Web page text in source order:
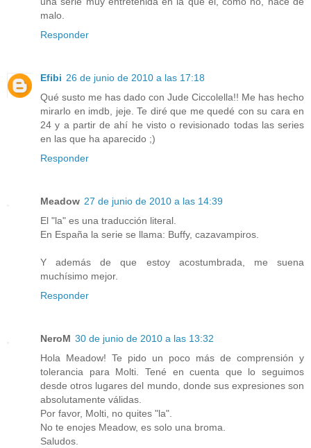
malo.
Responder
Efibi 26 de junio de 2010 a las 17:18
Qué susto me has dado con Jude Ciccolella!! Me has hecho
mirarlo en imdb, jeje. Te diré que me quedé con su cara en
24 y a partir de ahí he visto o revisionado todas las series
en las que ha aparecido ;)
Responder
Meadow 27 de junio de 2010 a las 14:39
El "la" es una traducción literal.
En España la serie se llama: Buffy, cazavampiros.
Y además de que estoy acostumbrada, me suena
muchísimo mejor.
Responder
NeroM 30 de junio de 2010 a las 13:32
Hola Meadow! Te pido un poco más de comprensión y
tolerancia para Molti. Tené en cuenta que lo seguimos
desde otros lugares del mundo, donde sus expresiones son
absolutamente válidas.
Por favor, Molti, no quites "la".
No te enojes Meadow, es solo una broma.
Saludos.